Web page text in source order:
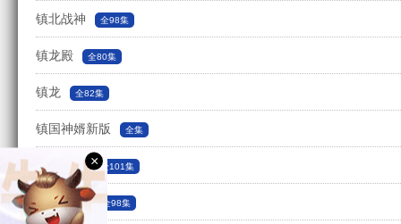
镇北战神 全98集
镇龙殿 全80集
镇龙 全82集
镇国神婿新版 全集
镇国神王 全101集
镇龙98集 全98集
×